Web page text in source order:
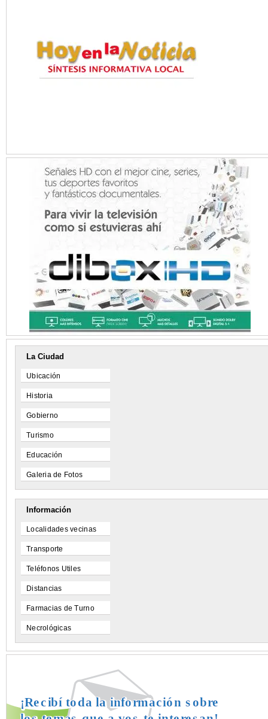
La Ciudad
Ubicación
Historia
Gobierno
Turismo
Educación
Galeria de Fotos
Información
Localidades vecinas
Transporte
Teléfonos Utiles
Distancias
Farmacias de Turno
Necrológicas